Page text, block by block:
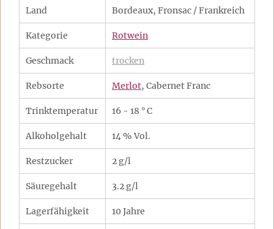
Land Bordeaux, Fronsac / Frankreich
Kategorie Rotwein
Geschmack trocken
Rebsorte Merlot, Cabernet Franc
Trinktemperatur 16 - 18 ° C
Alkoholgehalt 14 % Vol.
Restzucker 2 g/l
Säuregehalt 3.2 g/l
Lagerfähigkeit 10 Jahre